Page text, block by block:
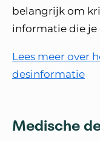
belangrijk om
informatie die je
Lees meer over
desinformatie
Medische